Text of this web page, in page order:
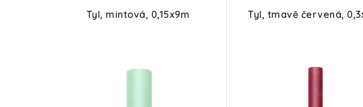
Tyl, mintová, 0,15x9m Tyl, tmavě červená,